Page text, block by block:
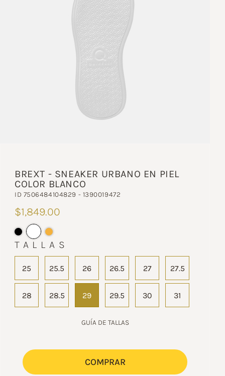
BREXT - SNEAKER URBANO EN PIEL
COLOR BLANCO
ID 7506484104829 - 1390019472
TALLAS
25 25.5 26 26.5 27 27.5
28 28.5 29 29.5 30 31
GUÍA DE TALLAS
$1,849.00
COMPRAR